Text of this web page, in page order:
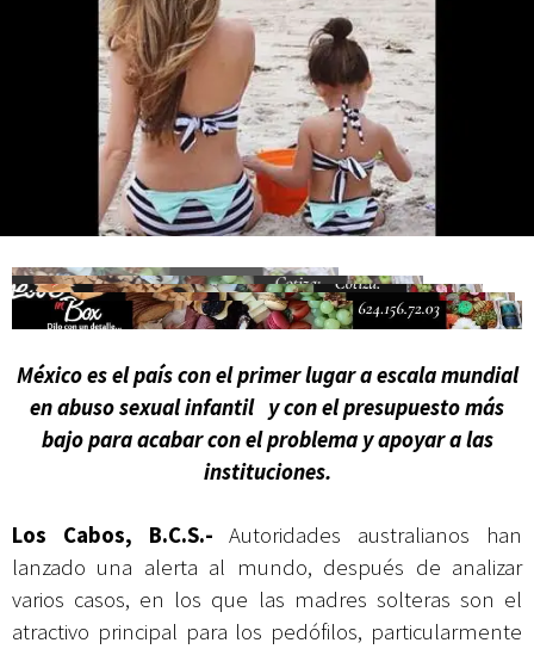
Campesina
México es el país con el primer lugar a escala mundial
en abuso sexual infantil y con el presupuesto más
bajo para acabar con el problema y apoyar a las
instituciones.
Los Cabos, B.C.S.-Autoridades australianos han
lanzado una alerta al mundo, después de analizar
varios casos, en los que las madres solteras son el
atractivo principal para los pedófilos, particularmente